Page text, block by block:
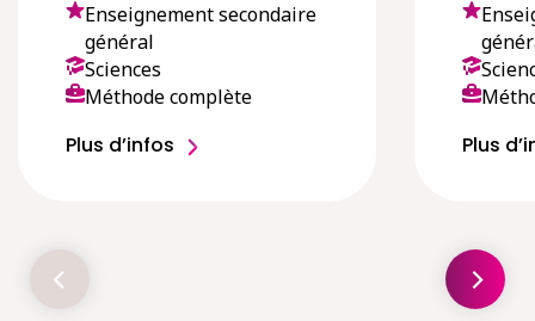
Enseignement secondaire
général
Sciences
Méthode complète
Plus d’infos Plus